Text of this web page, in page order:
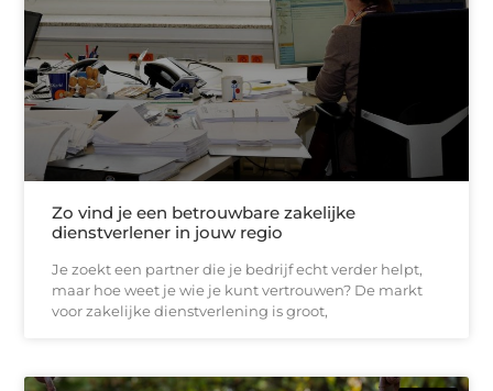
Zo vind je een betrouwbare zakelijke
dienstverlener in jouw regio
Je zoekt een partner die je bedrijf echt verder helpt,
maar hoe weet je wie je kunt vertrouwen? De markt
voor zakelijke dienstverlening is groot,